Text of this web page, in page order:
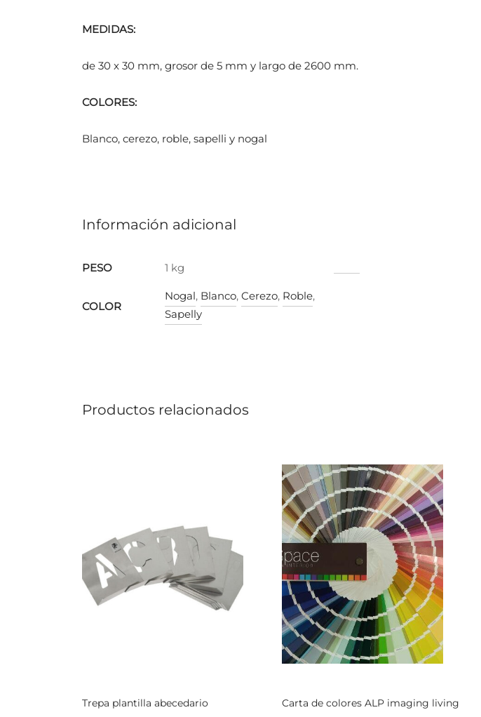
MEDIDAS:
de 30 x 30 mm, grosor de 5 mm y largo de 2600 mm.
COLORES:
Blanco, cerezo, roble, sapelli y nogal
Información adicional
PESO 1 kg
COLOR
Nogal, Blanco, Cerezo, Roble,
Sapelly
Productos relacionados
Trepa plantilla abecedario Carta de colores ALP imaging living